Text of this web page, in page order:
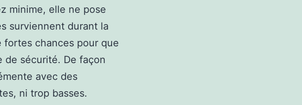
minime, elle ne pose
surviennent durant la
fortes chances pour que
de sécurité. De façon
avec des
ni trop basses.